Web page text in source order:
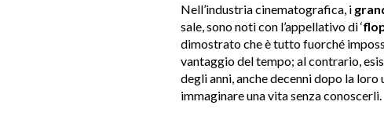
Nell’industria cinematografica, i
sale, sono noti con l’appellativo di ‘
dimostrato che è tutto fuorché
vantaggio del tempo; al contrario,
degli anni, anche decenni dopo la
immaginare una vita senza conoscerli.